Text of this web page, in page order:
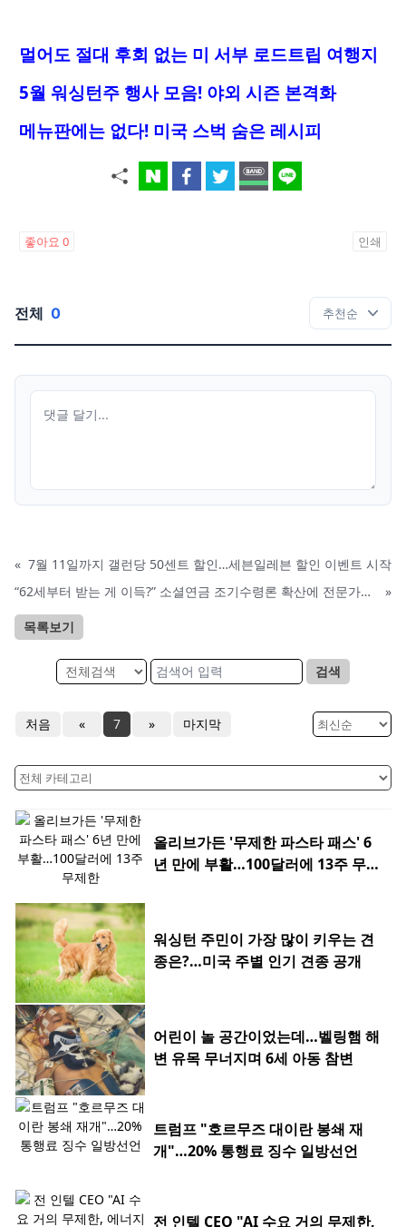
멀어도 절대 후회 없는 미 서부 로드트립 여행지
5월 워싱턴주 행사 모음! 야외 시즌 본격화
메뉴판에는 없다! 미국 스벅 숨은 레시피
좋아요 0 인쇄
전체 0
« 7월 11일까지 갤런당 50센트 할인…세븐일레븐 할인 이벤트 시작
“62세부터 받는 게 이득?” 소셜연금 조기수령론 확산에 전문가들 경고
»
목록보기
검색
처음 « 7 » 마지막
올리브가든 '무제한 파스타 패스' 6
년 만에 부활…100달러에 13주 무제
워싱턴 주민이 가장 많이 키우는 견
종은?…미국 주별 인기 견종 공개
어린이 놀 공간이었는데…벨링햄 해
변 유목 무너지며 6세 아동 참변
트럼프 "호르무즈 대이란 봉쇄 재
개"…20% 통행료 징수 일방선언
전 인텔 CEO "AI 수요 거의 무제한,